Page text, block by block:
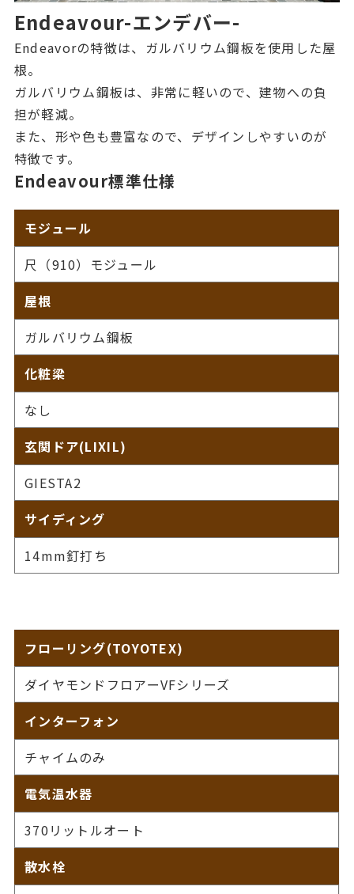
Endeavour-エンデバー-
Endeavorの特徴は、ガルバリウム鋼板を使用した屋
根。
ガルバリウム鋼板は、非常に軽いので、建物への負
担が軽減。
また、形や色も豊富なので、デザインしやすいのが
特徴です。
Endeavour標準仕様
モジュール
尺（910）モジュール
屋根
ガルバリウム鋼板
化粧梁
なし
玄関ドア(LIXIL)
GIESTA2
サイディング
14mm釘打ち
フローリング(TOYOTEX)
ダイヤモンドフロアーVFシリーズ
インターフォン
チャイムのみ
電気温水器
370リットルオート
散水栓